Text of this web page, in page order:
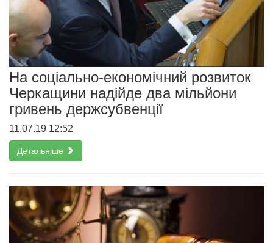
На соціально-економічний розвиток
Черкащини надійде два мільйони
гривень держсубвенції
11.07.19 12:52
Детальніше